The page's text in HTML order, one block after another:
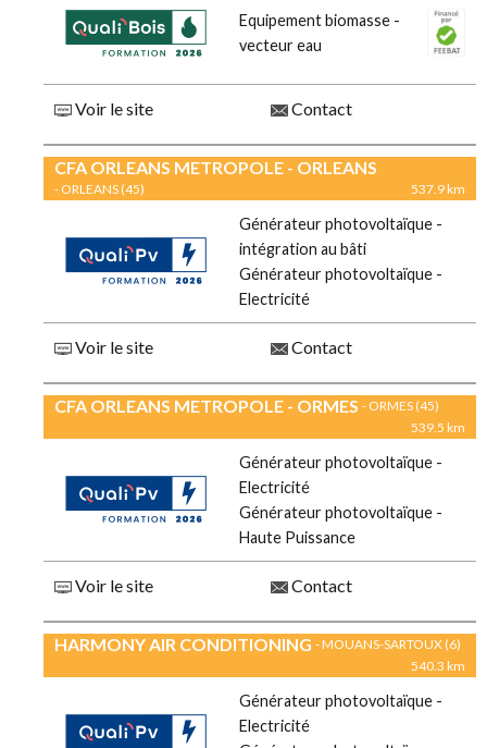
Equipement biomasse -
vecteur eau
Voir le site Contact
CFA ORLEANS METROPOLE - ORLEANS
- ORLEANS (45) 537.9 km
Générateur photovoltaïque -
intégration au bâti
Générateur photovoltaïque -
Electricité
Voir le site Contact
CFA ORLEANS METROPOLE - ORMES - ORMES (45)
539.5 km
Générateur photovoltaïque -
Electricité
Générateur photovoltaïque -
Haute Puissance
Voir le site Contact
HARMONY AIR CONDITIONING - MOUANS-SARTOUX (6)
540.3 km
Générateur photovoltaïque -
Electricité